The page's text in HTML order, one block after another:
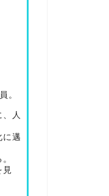
。
人
に邁
見